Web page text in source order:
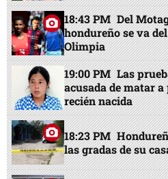
18:43 PM Del
hondureño se va
Olimpia
19:00 PM Las
acusada de matar
recién nacida
18:23 PM
las gradas de su